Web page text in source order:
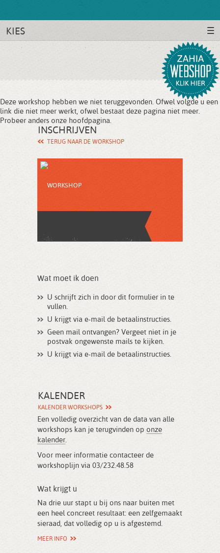
KIES
Deze workshop hebben we niet teruggevonden. Ofwel volgde u een
link die niet meer werkt, ofwel bestaat deze pagina niet meer.
Probeer anders onze hoofdpagina.
INSCHRIJVEN
TERUG NAAR DE WORKSHOP
WORKSHOP
Wat moet ik doen
U schrijft zich in door dit formulier in te
vullen.
U krijgt via e-mail de betaalinstructies.
Geen mail ontvangen? Vergeet niet in je
postvak ongewenste mails te kijken.
U krijgt via e-mail de betaalinstructies.
KALENDER
KALENDER WORKSHOPS
Een volledig overzicht van de data van alle
workshops kan je terugvinden op onze
kalender.
Voor meer informatie contacteer de
workshoplijn via 03/232.48.58
Wat krijgt u
Na drie uur stapt u bij ons naar buiten met
een heel concreet resultaat: een zelfgemaakt
sieraad, dat volledig op u is afgestemd.
MEER INFO